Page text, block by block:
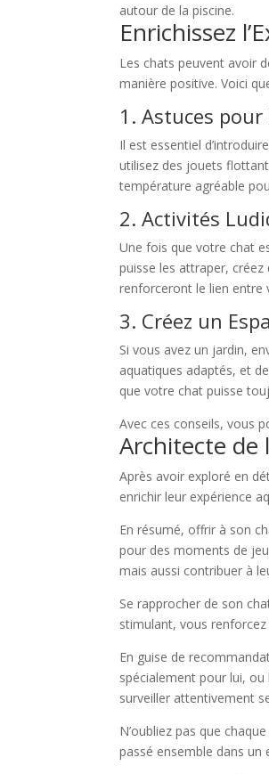
autour de la piscine.
Enrichissez
Les chats peuvent avoir
manière positive. Voici
1. Astuces pour
Il est essentiel
utilisez des jouets
température agréable
2. Activités
Une fois que votre chat
puisse les attraper,
renforceront le lien entre
3. Créez un
Si vous avez un jardin,
aquatiques adaptés, et
que votre chat puisse
Avec ces conseils, vous
Architecte de
Après avoir exploré en
enrichir leur expérience
En résumé, offrir à son
pour des moments de
mais aussi contribuer à
Se rapprocher de son
stimulant, vous
En guise de
spécialement pour lui,
surveiller attentivement
N’oubliez pas que
passé ensemble dans un